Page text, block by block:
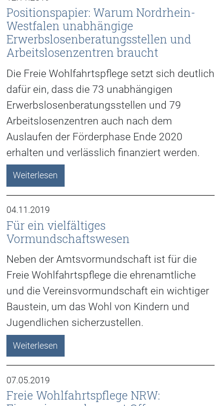
Positionspapier: Warum Nordrhein-
Westfalen unabhängige
Erwerbslosenberatungsstellen und
Arbeitslosenzentren braucht
Die Freie Wohlfahrtspflege setzt sich deutlich
dafür ein, dass die 73 unabhängigen
Erwerbslosenberatungsstellen und 79
Arbeitslosenzentren auch nach dem
Auslaufen der Förderphase Ende 2020
erhalten und verlässlich finanziert werden.
Weiterlesen
04.11.2019
Für ein vielfältiges
Vormundschaftswesen
Neben der Amtsvormundschaft ist für die
Freie Wohlfahrtspflege die ehrenamtliche
und die Vereinsvormundschaft ein wichtiger
Baustein, um das Wohl von Kindern und
Jugendlichen sicherzustellen.
Weiterlesen
07.05.2019
Freie Wohlfahrtspflege NRW: